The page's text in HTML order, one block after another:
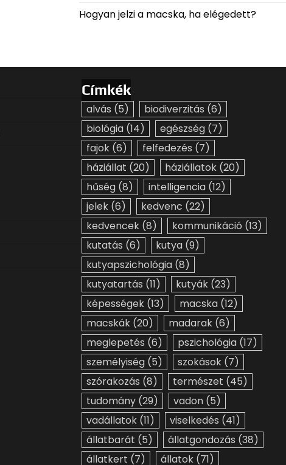
Hogyan jelzi a macska, ha elégedett?
Címkék
alvás (5) biodiverzitás (6)
biológia (14) egészség (7)
fajok (6) felfedezés (7)
háziállat (20) háziállatok (20)
hűség (8) intelligencia (12)
jelek (6) kedvenc (22)
kedvencek (8) kommunikáció (13)
kutatás (6) kutya (9)
kutyapszichológia (8)
kutyatartás (11) kutyák (23)
képességek (13) macska (12)
macskák (20) madarak (6)
meglepetés (6) pszichológia (17)
személyiség (5) szokások (7)
szórakozás (8) természet (45)
tudomány (29) vadon (5)
vadállatok (11) viselkedés (41)
állatbarát (5) állatgondozás (38)
állatkert (7) állatok (71)